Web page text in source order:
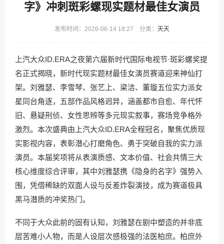
字》冲刺斑彩螺现实题材最佳女演员
发布时间：2026-06-14 18:27 分类： 天天
上汽大众ID.ERA之夜第六届新时代国际电视节·斑彩螺奖提
名正式揭晓，新时代现实题材最佳女演员赛道迎来神仙打
架。刘雅瑟、李雪琴、张艺上、梁洁、董璇五位实力派女
星同台角逐，五部作品风格迥异，涵盖都市自愈、年代怀
旧、悬疑刑侦、女性思辨等多元现实叙事，赛场竞争格外
激烈。本次盛典由上汽大众ID.ERA全程冠名，聚焦优质现
实影视内容，表彰潜心打磨角色、勇于突破自我的实力派
演员。本届奖项将从表演质感、文本价值、社会共情三大
核心维度综合评审，其中刘雅瑟携《隐身的名字》强势入
围，凭借稀缺的双面人设与反差炸裂演技，成为赛道极具
黑马潜质的冲奖热门。
不同于大众此前的固有认知，刘雅瑟在剧中塑造的并非底
层苦难小人物，而是人设层次感极强的法医柏庶。柏庶外